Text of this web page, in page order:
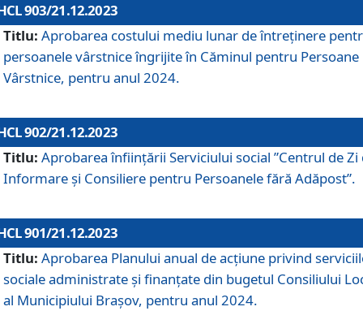
903/21.12.2023
Titlu: Aprobarea costului mediu lunar de întreţinere
persoanele vârstnice îngrijite în Căminul pentru Persoane
Vârstnice, pentru anul 2024.
902/21.12.2023
Titlu: Aprobarea înființării Serviciului social ”Centrul de Zi
Informare și Consiliere pentru Persoanele fără Adăpost”.
901/21.12.2023
Titlu: Aprobarea Planului anual de acțiune privind
sociale administrate și finanțate din bugetul Consiliului
al Municipiului Brașov, pentru anul 2024.